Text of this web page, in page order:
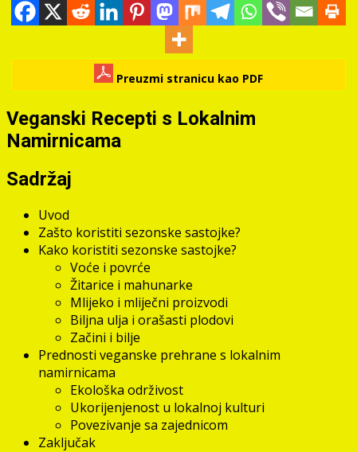
Preuzmi stranicu kao PDF
Veganski Recepti s Lokalnim
Namirnicama
Sadržaj
Uvod
Zašto koristiti sezonske sastojke?
Kako koristiti sezonske sastojke?
Voće i povrće
Žitarice i mahunarke
Mlijeko i mliječni proizvodi
Biljna ulja i orašasti plodovi
Začini i bilje
Prednosti veganske prehrane s lokalnim
namirnicama
Ekološka održivost
Ukorijenjenost u lokalnoj kulturi
Povezivanje sa zajednicom
Zaključak